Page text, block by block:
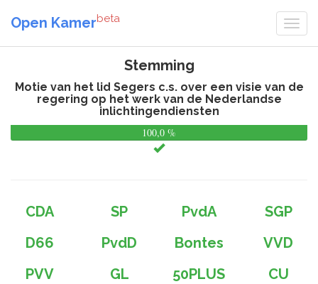
Open Kamerbeta
Stemming
Motie van het lid Segers c.s. over een visie van de
regering op het werk van de Nederlandse
inlichtingendiensten
100,0 %
CDA SP PvdA
SGP
D66
PvdD Bontes
VVD
PVV
GL 50PLUS CU